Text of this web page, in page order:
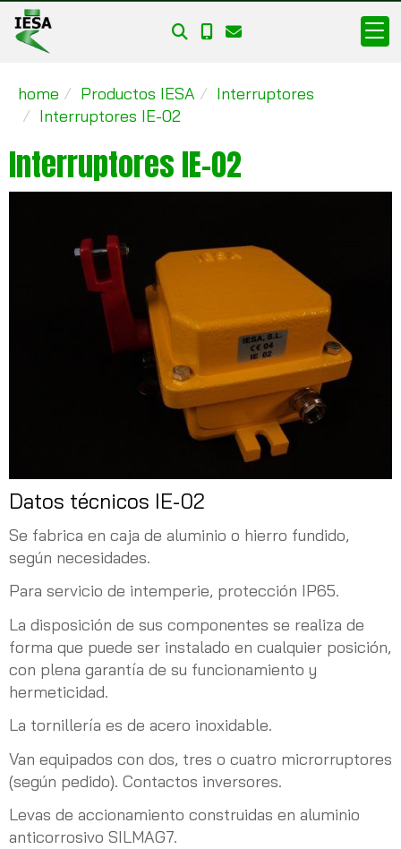
home Productos IESA
Interruptores
Interruptores IE-02
Interruptores IE-02
Datos técnicos IE-02
Se fabrica en caja de aluminio o hierro fundido,
según necesidades.
Para servicio de intemperie, protección IP65.
La disposición de sus componentes se realiza de
forma que puede ser instalado en cualquier posición,
con plena garantía de su funcionamiento y
hermeticidad.
La tornillería es de acero inoxidable.
Van equipados con dos, tres o cuatro microrruptores
(según pedido). Contactos inversores.
Levas de accionamiento construidas en aluminio
anticorrosivo SILMAG7.